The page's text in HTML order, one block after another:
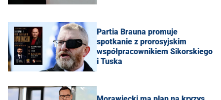
Partia Brauna promuje
spotkanie z prorosyjskim
współpracownikiem Sikorskiego
i Tuska